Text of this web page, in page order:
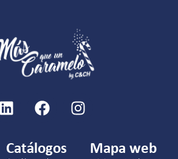
Catálogos Mapa web